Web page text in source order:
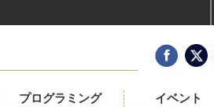
プログラミング イベント